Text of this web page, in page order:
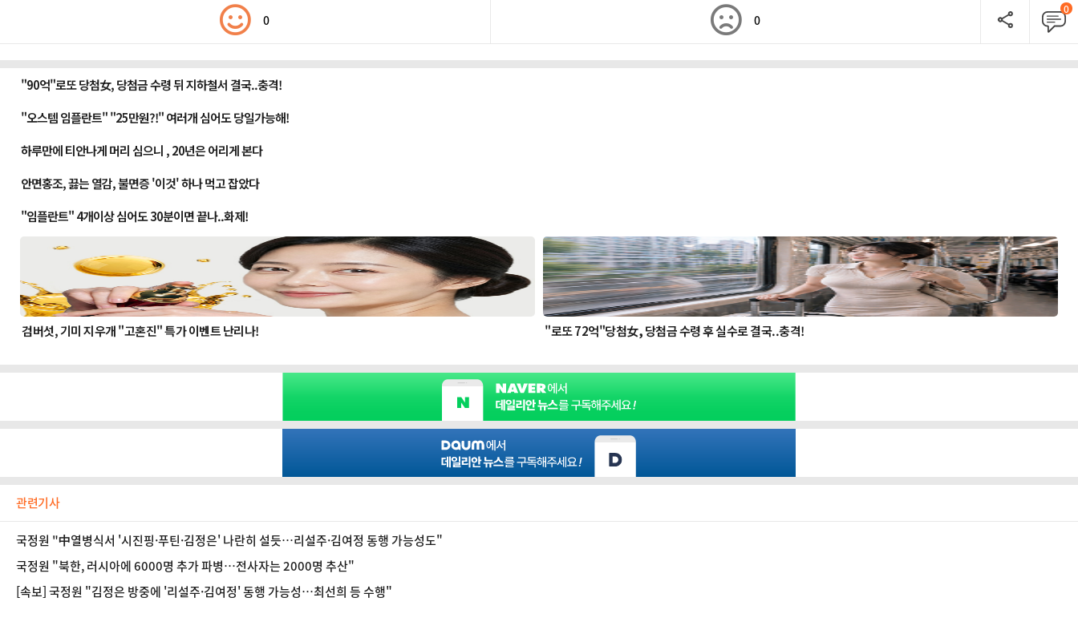
0 0
0
관련기사
국정원 "中열병식서 '시진핑·푸틴·김정은' 나란히 설듯…리설주·김여정 동행 가능성도"
국정원 "북한, 러시아에 6000명 추가 파병…전사자는 2000명 추산"
[속보] 국정원 "김정은 방중에 '리설주·김여정' 동행 가능성…최선희 등 수행"